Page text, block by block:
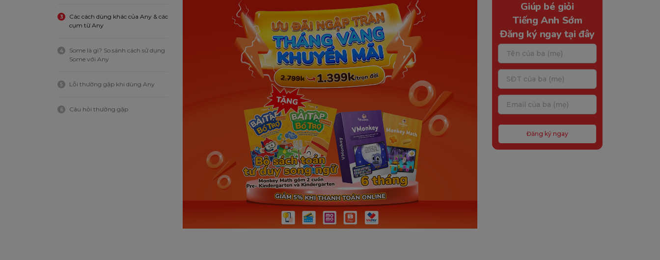
3
Các cách dùng khác của Any & các
cụm từ Any
4
Some là gì? So sánh cách sử dụng
Some với Any
5 Lỗi thường gặp khi dùng Any
6 Câu hỏi thường gặp
Giúp bé giỏi
Tiếng Anh Sớm
Đăng ký ngay tại đây
Đăng ký ngay